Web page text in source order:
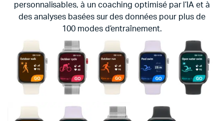
personnalisables, à un coaching optimisé par l’IA et à
des analyses basées sur des données pour plus de
100 modes d’entraînement.